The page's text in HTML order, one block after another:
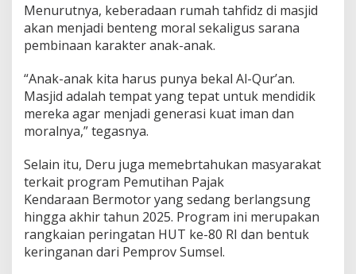
d
z
a
K
e
r
a
n
a
n
P
a
j
Menurutnya, keberadaan rumah tahfidz di masjid
akan menjadi benteng moral sekaligus sarana
pembinaan karakter anak-anak.
“Anak-anak kita harus punya bekal Al-Qur’an.
Masjid adalah tempat yang tepat untuk mendidik
mereka agar menjadi generasi kuat iman dan
moralnya,” tegasnya.
Selain itu, Deru juga memebrtahukan masyarakat
terkait program Pemutihan Pajak
Kendaraan Bermotor yang sedang berlangsung
hingga akhir tahun 2025. Program ini merupakan
rangkaian peringatan HUT ke-80 RI dan bentuk
keringanan dari Pemprov Sumsel.